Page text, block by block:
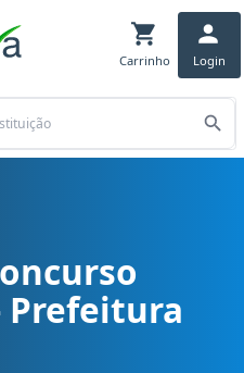
Carrinho Login
Municipal cargo
Prefeitura